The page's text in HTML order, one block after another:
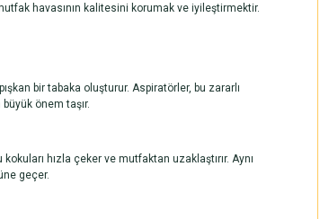
havasının kalitesini korumak ve iyileştirmektir.
bir tabaka oluşturur. Aspiratörler, bu zararlı
önem taşır.
hızla çeker ve mutfaktan uzaklaştırır. Aynı
geçer.